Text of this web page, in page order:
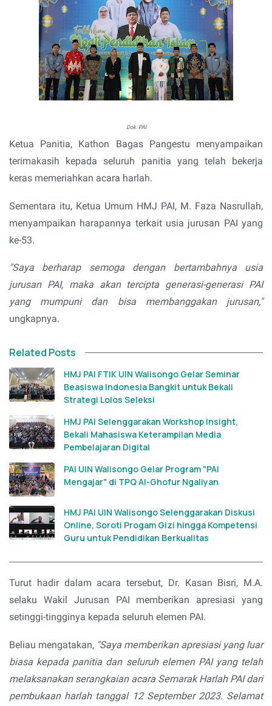
Dok. PAI
Ketua Panitia, Kathon Bagas Pangestu menyampaikan
terimakasih kepada seluruh panitia yang telah bekerja
keras memeriahkan acara harlah.
Sementara itu, Ketua Umum HMJ PAI, M. Faza Nasrullah,
menyampaikan harapannya terkait usia jurusan PAI yang
ke-53.
"Saya berharap semoga dengan bertambahnya usia
jurusan PAI, maka akan tercipta generasi-generasi PAI
yang mumpuni dan bisa membanggakan jurusan,"
ungkapnya.
Related Posts
HMJ PAI FTIK UIN Walisongo Gelar Seminar
Beasiswa Indonesia Bangkit untuk Bekali
Strategi Lolos Seleksi
HMJ PAI Selenggarakan Workshop Insight,
Bekali Mahasiswa Keterampilan Media
Pembelajaran Digital
PAI UIN Walisongo Gelar Program "PAI
Mengajar" di TPQ Al-Ghofur Ngaliyan
HMJ PAI UIN Walisongo Selenggarakan Diskusi
Online, Soroti Progam Gizi hingga Kompetensi
Guru untuk Pendidikan Berkualitas
Turut hadir dalam acara tersebut, Dr. Kasan Bisri, M.A.
selaku Wakil Jurusan PAI memberikan apresiasi yang
setinggi-tingginya kepada seluruh elemen PAI.
Beliau mengatakan, "Saya memberikan apresiasi yang luar
biasa kepada panitia dan seluruh elemen PAI yang telah
melaksanakan serangkaian acara Semarak Harlah PAI dari
pembukaan harlah tanggal 12 September 2023. Selamat